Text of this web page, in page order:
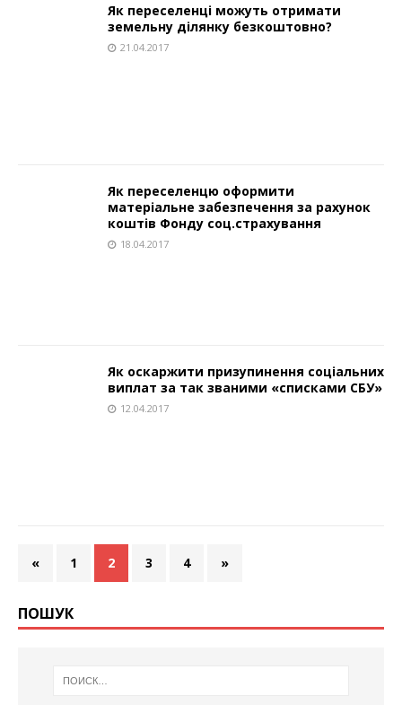
Як переселенці можуть отримати
земельну ділянку безкоштовно?
21.04.2017
Як переселенцю оформити
матеріальне забезпечення за рахунок
коштів Фонду соц.страхування
18.04.2017
Як оскаржити призупинення соціальних
виплат за так званими «списками СБУ»
12.04.2017
« 1 2 3 4 »
ПОШУК